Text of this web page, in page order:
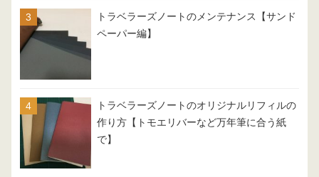
トラベラーズノートのメンテナンス【サンド
ペーパー編】
トラベラーズノートのオリジナルリフィルの
作り方【トモエリバーなど万年筆に合う紙
で】